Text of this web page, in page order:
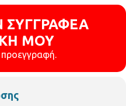
ΣΥΓΓΡΑΦΕΑ
ΜΟΥ
προεγγραφή.